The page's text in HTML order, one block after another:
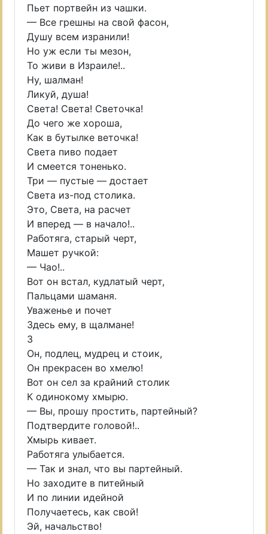
Пьет портвейн из чашки.
— Все грешны на свой фасон,
Душу всем изранили!
Но уж если ты мезон,
То живи в Израиле!..
Ну, шалман!
Ликуй, душа!
Света! Света! Светочка!
До чего же хороша,
Как в бутылке веточка!
Света пиво подает
И смеется тоненько.
Три — пустые — достает
Света из-под столика.
Это, Света, на расчет
И вперед — в начало!..
Работяга, старый черт,
Машет ручкой:
— Чао!..
Вот он встал, кудлатый черт,
Пальцами шаманя.
Уваженье и почет
Здесь ему, в щалмане!
3
Он, подлец, мудрец и стоик,
Он прекрасен во хмелю!
Вот он сел за крайний столик
К одинокому хмырю.
— Вы, прошу простить, партейный?
Подтвердите головой!..
Хмырь кивает.
Работяга улыбается.
— Так и знал, что вы партейный.
Но заходите в питейный
И по линии идейной
Получаетесь, как свой!
Эй, начальство!